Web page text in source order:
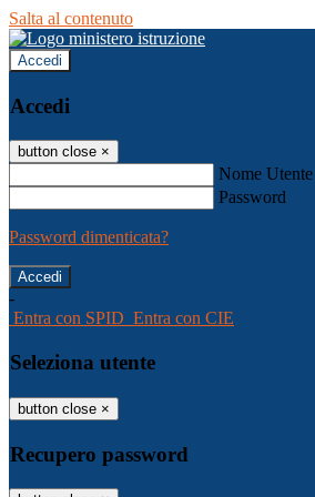
Salta al contenuto
Accedi
Accedi
button close ×
Nome Utente
Password
Password dimenticata?
-
Entra con SPID Entra con CIE
Seleziona utente
button close ×
Recupero password